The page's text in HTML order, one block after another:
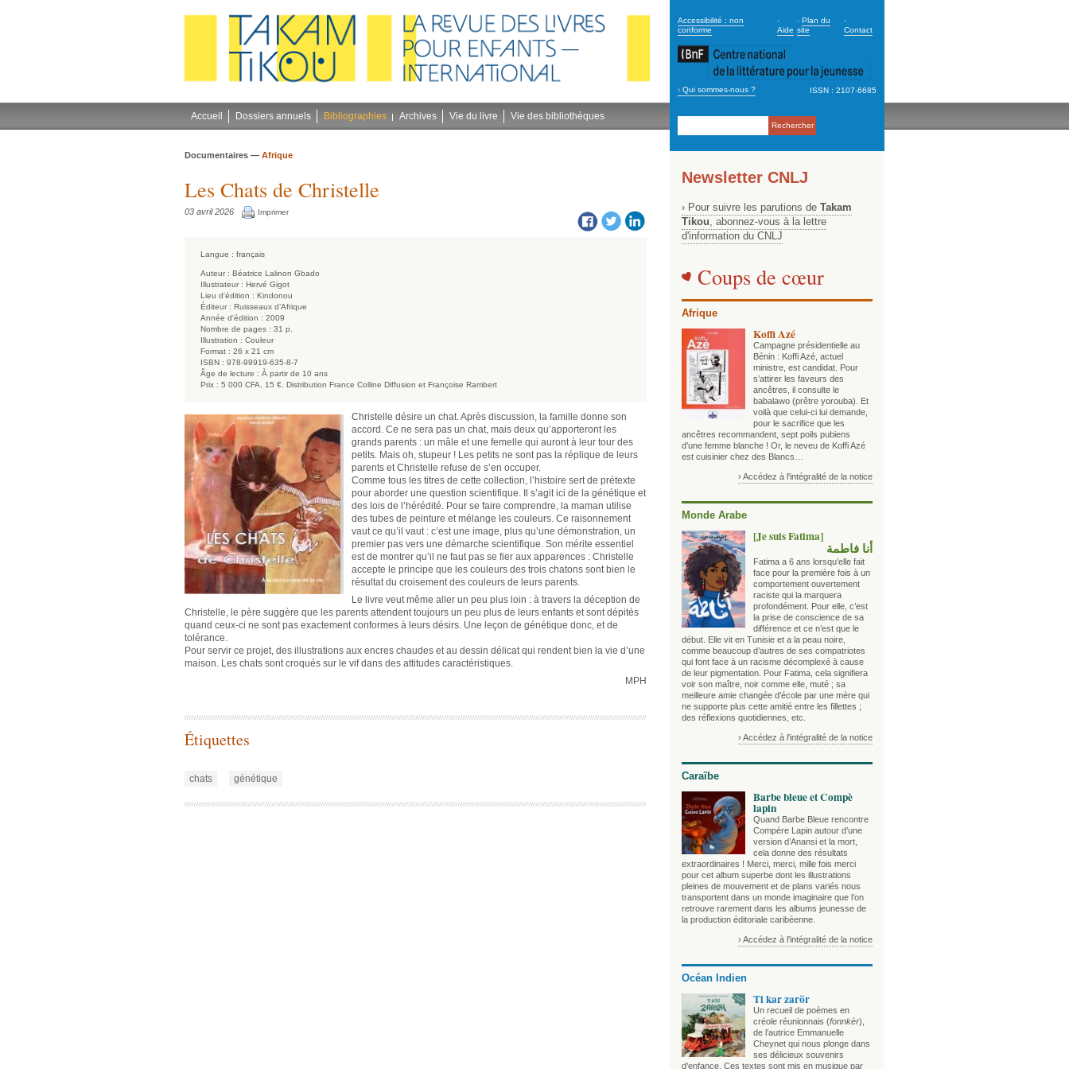
secondary_2
Accessibilité : non
conforme
-
Aide
-Plan du
site
-
Contact
Navigation
› Qui sommes-nous ? ISSN : 2107-6685
Accueil Dossiers annuels Bibliographies Archives Vie du livre Vie des bibliothèques
Documentaires — Afrique
Les Chats de Christelle
03 avril 2026 Imprimer
Langue : français
Auteur : Béatrice Lalinon Gbado
Illustrateur : Hervé Gigot
Lieu d'édition : Kindonou
Éditeur : Ruisseaux d’Afrique
Année d'édition : 2009
Nombre de pages : 31 p.
Illustration : Couleur
Format : 26 x 21 cm
ISBN : 978-99919-635-8-7
Âge de lecture : À partir de 10 ans
Prix : 5 000 CFA, 15 €. Distribution France Colline Diffusion et Françoise Rambert
Christelle désire un chat. Après discussion, la famille donne son
accord. Ce ne sera pas un chat, mais deux qu’apporteront les
grands parents : un mâle et une femelle qui auront à leur tour des
petits. Mais oh, stupeur ! Les petits ne sont pas la réplique de leurs
parents et Christelle refuse de s’en occuper.
Comme tous les titres de cette collection, l’histoire sert de prétexte
pour aborder une question scientifique. Il s’agit ici de la génétique et
des lois de l’hérédité. Pour se faire comprendre, la maman utilise
des tubes de peinture et mélange les couleurs. Ce raisonnement
vaut ce qu’il vaut : c’est une image, plus qu’une démonstration, un
premier pas vers une démarche scientifique. Son mérite essentiel
est de montrer qu’il ne faut pas se fier aux apparences : Christelle
accepte le principe que les couleurs des trois chatons sont bien le
résultat du croisement des couleurs de leurs parents.
Le livre veut même aller un peu plus loin : à travers la déception de
Christelle, le père suggère que les parents attendent toujours un peu plus de leurs enfants et sont dépités
quand ceux-ci ne sont pas exactement conformes à leurs désirs. Une leçon de génétique donc, et de
tolérance.
Pour servir ce projet, des illustrations aux encres chaudes et au dessin délicat qui rendent bien la vie d’une
maison. Les chats sont croqués sur le vif dans des attitudes caractéristiques.
MPH
Étiquettes
chats génétique
Newsletter CNLJ
› Pour suivre les parutions de Takam
Tikou, abonnez-vous à la lettre
d'information du CNLJ
Coups de cœur
Afrique
Koffi Azé
Campagne présidentielle au
Bénin : Koffi Azé, actuel
ministre, est candidat. Pour
s’attirer les faveurs des
ancêtres, il consulte le
babalawo (prêtre yorouba). Et
voilà que celui-ci lui demande,
pour le sacrifice que les
ancêtres recommandent, sept poils pubiens
d’une femme blanche ! Or, le neveu de Koffi Azé
est cuisinier chez des Blancs…
› Accédez à l'intégralité de la notice
Monde Arabe
[Je suis Fatima]
أنا فاطمة
Fatima a 6 ans lorsqu’elle fait
face pour la première fois à un
comportement ouvertement
raciste qui la marquera
profondément. Pour elle, c’est
la prise de conscience de sa
différence et ce n’est que le
début. Elle vit en Tunisie et a la peau noire,
comme beaucoup d’autres de ses compatriotes
qui font face à un racisme décomplexé à cause
de leur pigmentation. Pour Fatima, cela signifiera
voir son maître, noir comme elle, muté ; sa
meilleure amie changée d’école par une mère qui
ne supporte plus cette amitié entre les fillettes ;
des réflexions quotidiennes, etc.
› Accédez à l'intégralité de la notice
Caraïbe
Barbe bleue et Compè
lapin
Quand Barbe Bleue rencontre
Compère Lapin autour d’une
version d’Anansi et la mort,
cela donne des résultats
extraordinaires ! Merci, merci, mille fois merci
pour cet album superbe dont les illustrations
pleines de mouvement et de plans variés nous
transportent dans un monde imaginaire que l’on
retrouve rarement dans les albums jeunesse de
la production éditoriale caribéenne.
› Accédez à l'intégralité de la notice
Océan Indien
Ti kar zarör
Un recueil de poèmes en
créole réunionnais (fonnkèr),
de l’autrice Emmanuelle
Cheynet qui nous plonge dans
ses délicieux souvenirs
d’enfance. Ces textes sont mis en musique par